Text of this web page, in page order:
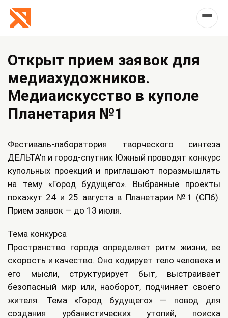
Открыт прием заявок для
медиахудожников.
Медиаискусство в куполе
Планетария №1
Фестиваль-лаборатория творческого синтеза
ДЕЛЬТА'n и город-спутник Южный проводят конкурс
купольных проекций и приглашают поразмышлять
на тему «Город будущего». Выбранные проекты
покажут 24 и 25 августа в Планетарии №1 (СПб).
Прием заявок — до 13 июля.
Тема конкурса
Пространство города определяет ритм жизни, ее
скорость и качество. Оно кодирует тело человека и
его мысли, структурирует быт, выстраивает
безопасный мир или, наоборот, подчиняет своего
жителя. Тема «Город будущего» — повод для
создания урбанистических утопий, поиска